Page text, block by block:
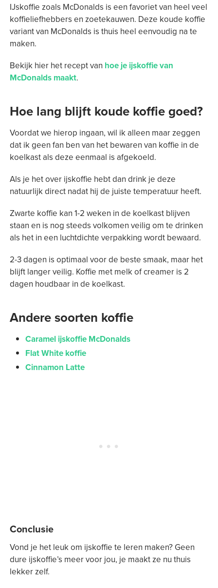
IJskoffie zoals McDonalds is een favoriet van heel veel
koffieliefhebbers en zoetekauwen. Deze koude koffie
variant van McDonalds is thuis heel eenvoudig na te
maken.
Bekijk hier het recept van hoe je ijskoffie van
McDonalds maakt.
Hoe lang blijft koude koffie goed?
Voordat we hierop ingaan, wil ik alleen maar zeggen
dat ik geen fan ben van het bewaren van koffie in de
koelkast als deze eenmaal is afgekoeld.
Als je het over ijskoffie hebt dan drink je deze
natuurlijk direct nadat hij de juiste temperatuur heeft.
Zwarte koffie kan 1-2 weken in de koelkast blijven
staan ​​en is nog steeds volkomen veilig om te drinken
als het in een luchtdichte verpakking wordt bewaard.
2-3 dagen is optimaal voor de beste smaak, maar het
blijft langer veilig. Koffie met melk of creamer is 2
dagen houdbaar in de koelkast.
Andere soorten koffie
Caramel ijskoffie McDonalds
Flat White koffie
Cinnamon Latte
Conclusie
Vond je het leuk om ijskoffie te leren maken? Geen
dure ijskoffie’s meer voor jou, je maakt ze nu thuis
lekker zelf.